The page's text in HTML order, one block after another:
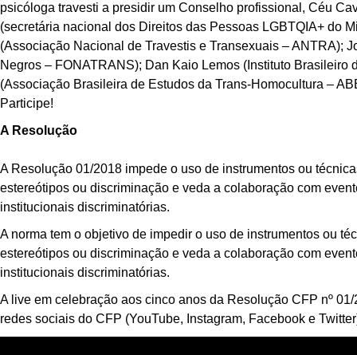
psicóloga travesti a presidir um Conselho profissional, Céu
(secretária nacional dos Direitos das Pessoas LGBTQIA+ do
(Associação Nacional de Travestis e Transexuais – ANTRA);
Negros – FONATRANS); Dan Kaio Lemos (Instituto
(Associação Brasileira de Estudos da Trans-Homocultura –
Participe!
A Resolução
A Resolução 01/2018 impede o uso de instrumentos ou
estereótipos ou discriminação e veda a colaboração com
institucionais discriminatórias.
A norma tem o objetivo de impedir o uso de instrumentos ou
estereótipos ou discriminação e veda a colaboração com
institucionais discriminatórias.
A live em celebração aos cinco anos da Resolução CFP nº
redes sociais do CFP (YouTube, Instagram, Facebook e